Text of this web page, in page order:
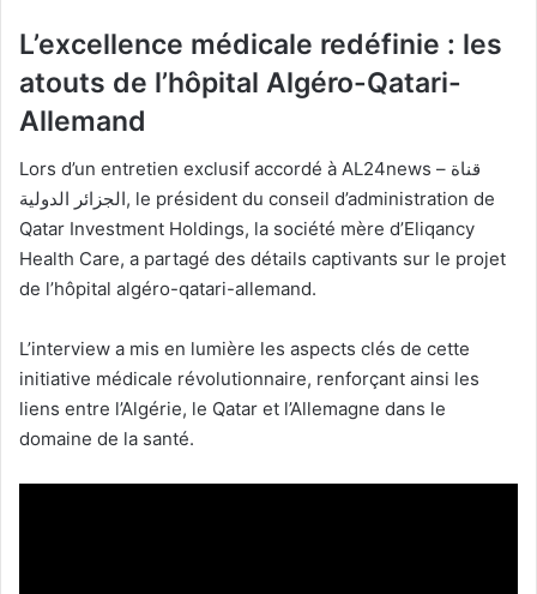
L’excellence médicale redéfinie : les
atouts de l’hôpital Algéro-Qatari-
Allemand
Lors d’un entretien exclusif accordé à AL24news – قناة
الجزائر الدولية, le président du conseil d’administration de
Qatar Investment Holdings, la société mère d’Eliqancy
Health Care, a partagé des détails captivants sur le projet
de l’hôpital algéro-qatari-allemand.
L’interview a mis en lumière les aspects clés de cette
initiative médicale révolutionnaire, renforçant ainsi les
liens entre l’Algérie, le Qatar et l’Allemagne dans le
domaine de la santé.